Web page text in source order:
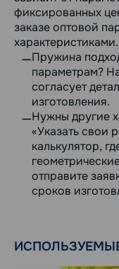
фиксированных
заказе оптовой
характеристиками.
Пружина
параметрам?
согласует
изготовления.
Нужны другие
«Указать свои
калькулятор,
отправите
сроков